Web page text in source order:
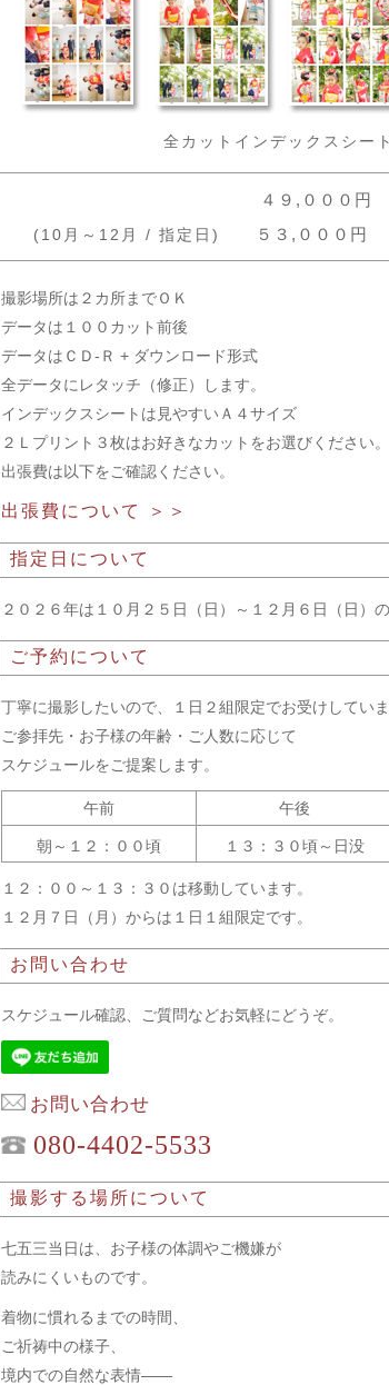
全カットインデックスシー
４９,０００円
(10月～12月 / 指定日) ５３,０００円
撮影場所は２カ所までＯＫ
データは１００カット前後
データはＣＤ-Ｒ + ダウンロード形式
全データにレタッチ（修正）します。
インデックスシートは見やすいＡ４サイズ
２Ｌプリント３枚はお好きなカットをお選びください。
出張費は以下をご確認ください。
出張費について ＞＞
指定日について
２０２６年は１０月２５日（日）～１２月６日（日）
ご予約について
丁寧に撮影したいので、１日２組限定でお受けしてい
ご参拝先・お子様の年齢・ご人数に応じて
スケジュールをご提案します。
午前 午後
朝～１２：００頃 １３：３０頃～日没
１２：００～１３：３０は移動しています。
１２月７日（月）からは１日１組限定です。
お問い合わせ
スケジュール確認、ご質問などお気軽にどうぞ。
お問い合わせ
080-4402-5533
撮影する場所について
七五三当日は、お子様の体調やご機嫌が
読みにくいものです。
着物に慣れるまでの時間、
ご祈祷中の様子、
境内での自然な表情――